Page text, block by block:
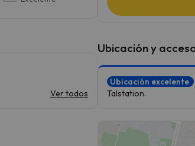
Ver todos
Ubicación y
Ubicación excelente
Talstation.